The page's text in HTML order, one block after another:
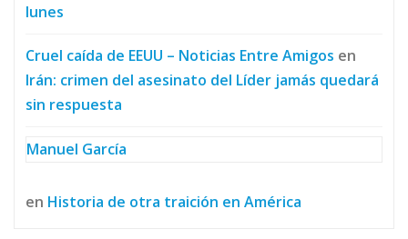
lunes
Cruel caída de EEUU – Noticias Entre Amigos en
Irán: crimen del asesinato del Líder jamás quedará
sin respuesta
Manuel García
en Historia de otra traición en América